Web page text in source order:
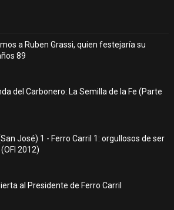
a Ruben Grassi, quien festejaría su
89
del Carbonero: La Semilla de la Fe (Parte
José) 1 - Ferro Carril 1: orgullosos de ser
2012)
al Presidente de Ferro Carril